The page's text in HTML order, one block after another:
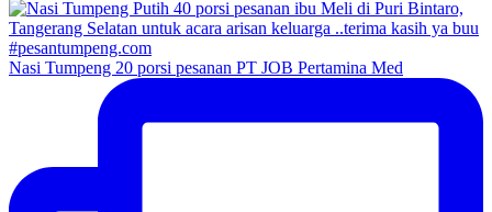
Nasi Tumpeng 20 porsi pesanan PT JOB Pertamina Med